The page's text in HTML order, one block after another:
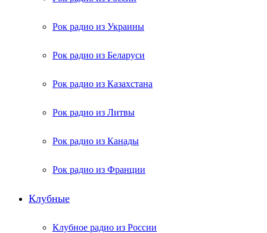
Рок радио из Украины
Рок радио из Беларуси
Рок радио из Казахстана
Рок радио из Литвы
Рок радио из Канады
Рок радио из Франции
Клубные
Клубное радио из России